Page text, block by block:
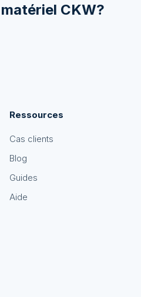
CKW?
Ressources
Cas clients
Blog
Guides
Aide